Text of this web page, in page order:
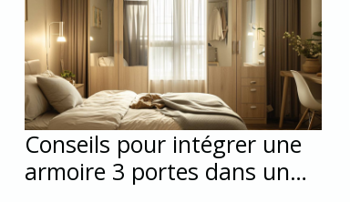
Conseils pour intégrer une
armoire 3 portes dans un